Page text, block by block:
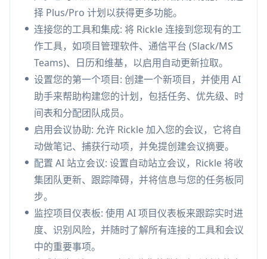
Rickle 的使用场景
技术团队管理: 帮助首席技术官和技术主管通过跟
踪进度和协调团队活动来管理开发项目
产品开发: 协助产品经理规划功能、监控开发进度
和维护文档
执行监督: 为首席执行官和高管提供对项目绩效和
团队生产力的实时可见性
优点
通过减少手动工作，每周节省5小时以上
与多个流行的工具和平台集成
为各种项目管理任务提供人工智能驱动的自动化
缺点
基本计划中的会议时间有限
一些高级团队管理功能仍在开发中
择 Plus/Pro 计划以获得更多功能。
连接您的工具和集成: 将 Rickle 连接到您现有的工
作工具，如项目管理软件、通信平台 (Slack/MS
Teams)、日历和维基，以启用自动更新拉取。
设置您的第一个项目: 创建一个新项目，并使用 AI
助手来帮助构建您的计划，包括任务、优先级、时
间表和分配团队成员。
启用会议协助: 允许 Rickle 加入您的会议，它将自
动做笔记、捕获行动项，并免提创建会议摘要。
配置 AI 站立会议: 设置自动站立会议，Rickle 将收
集团队更新、跟踪障碍，并将信息与您的任务板同
步。
监控项目仪表板: 使用 AI 项目仪表板来跟踪实时进
度、识别风险，并随时了解所有连接的工具和会议
中的重要事项。